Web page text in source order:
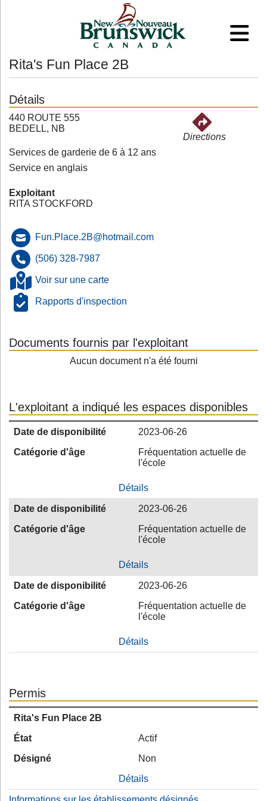
Rita's Fun Place 2B
Détails
440 ROUTE 555
BEDELL, NB
Directions
Services de garderie de 6 à 12 ans
Service en anglais
Exploitant
RITA STOCKFORD
Fun.Place.2B@hotmail.com
(506) 328-7987
Voir sur une carte
Rapports d'inspection
Documents fournis par l'exploitant
Aucun document n'a été fourni
L'exploitant a indiqué les espaces disponibles
Date de disponibilité
2023-06-26
Catégorie d'âge
Fréquentation actuelle de
l'école
Détails
Date de disponibilité
2023-06-26
Catégorie d'âge
Fréquentation actuelle de
l'école
Détails
Date de disponibilité
2023-06-26
Catégorie d'âge
Fréquentation actuelle de
l'école
Détails
Permis
Rita's Fun Place 2B
État
Actif
Désigné
Non
Détails